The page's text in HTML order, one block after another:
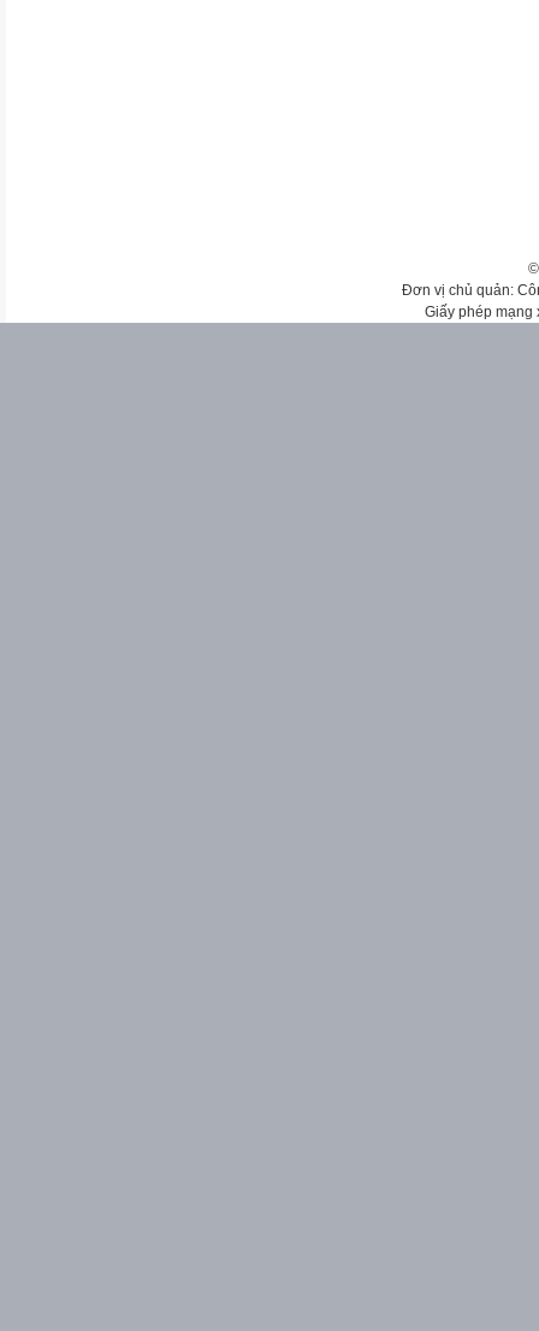
Đơn vị chủ quản:
Giấy phép mạng